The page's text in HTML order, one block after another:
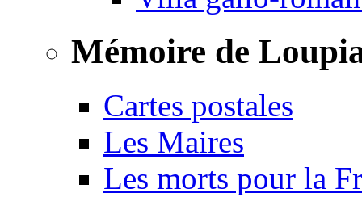
Mémoire de
Cartes postales
Les Maires
Les morts pour la